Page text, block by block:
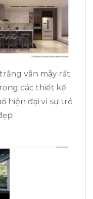
vân mây rất
các thiết kế
hiện đại vì sự trẻ